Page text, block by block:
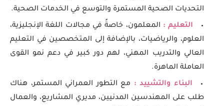
التحديات الصحية المستمرة والتوسع في الخدمات الصحية.
التعليم : المعلمون، خاصةً في مجالات اللغة الإنجليزية،
العلوم، والرياضيات، بالإضافة إلى المتخصصين في التعليم
العالي والتدريب المهني، لهم دور كبير في دعم نمو القوى
العاملة الماهرة.
البناء والتشييد : مع التطور العمراني المستمر، هناك
طلب على المهندسين المدنيين، مديري المشاريع، والعمال